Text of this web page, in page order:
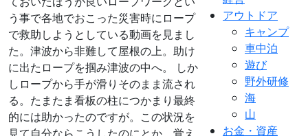
う事で各地でおこった災害時にロープ
で救助しようとしている動画を見まし
た。津波から非難して屋根の上。助け
に出たロープを掴み津波の中へ。 しか
しロープから手が滑りそのまま流され
る。たまたま看板の柱につかまり最終
的には助かったのですが。この状況を
アウトドア
キャンプ
車中泊
遊び
野外研修
海
山
お金・資産